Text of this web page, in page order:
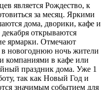
является Рождество, к
за месяц. Яркими
дома, дворики, кафе и
открываются
ярмарки. Отмечают
новогоднюю ночь жители
компаниями в кафе или
праздник дома. Уже 1
так как Новый Год и
значимым событием для